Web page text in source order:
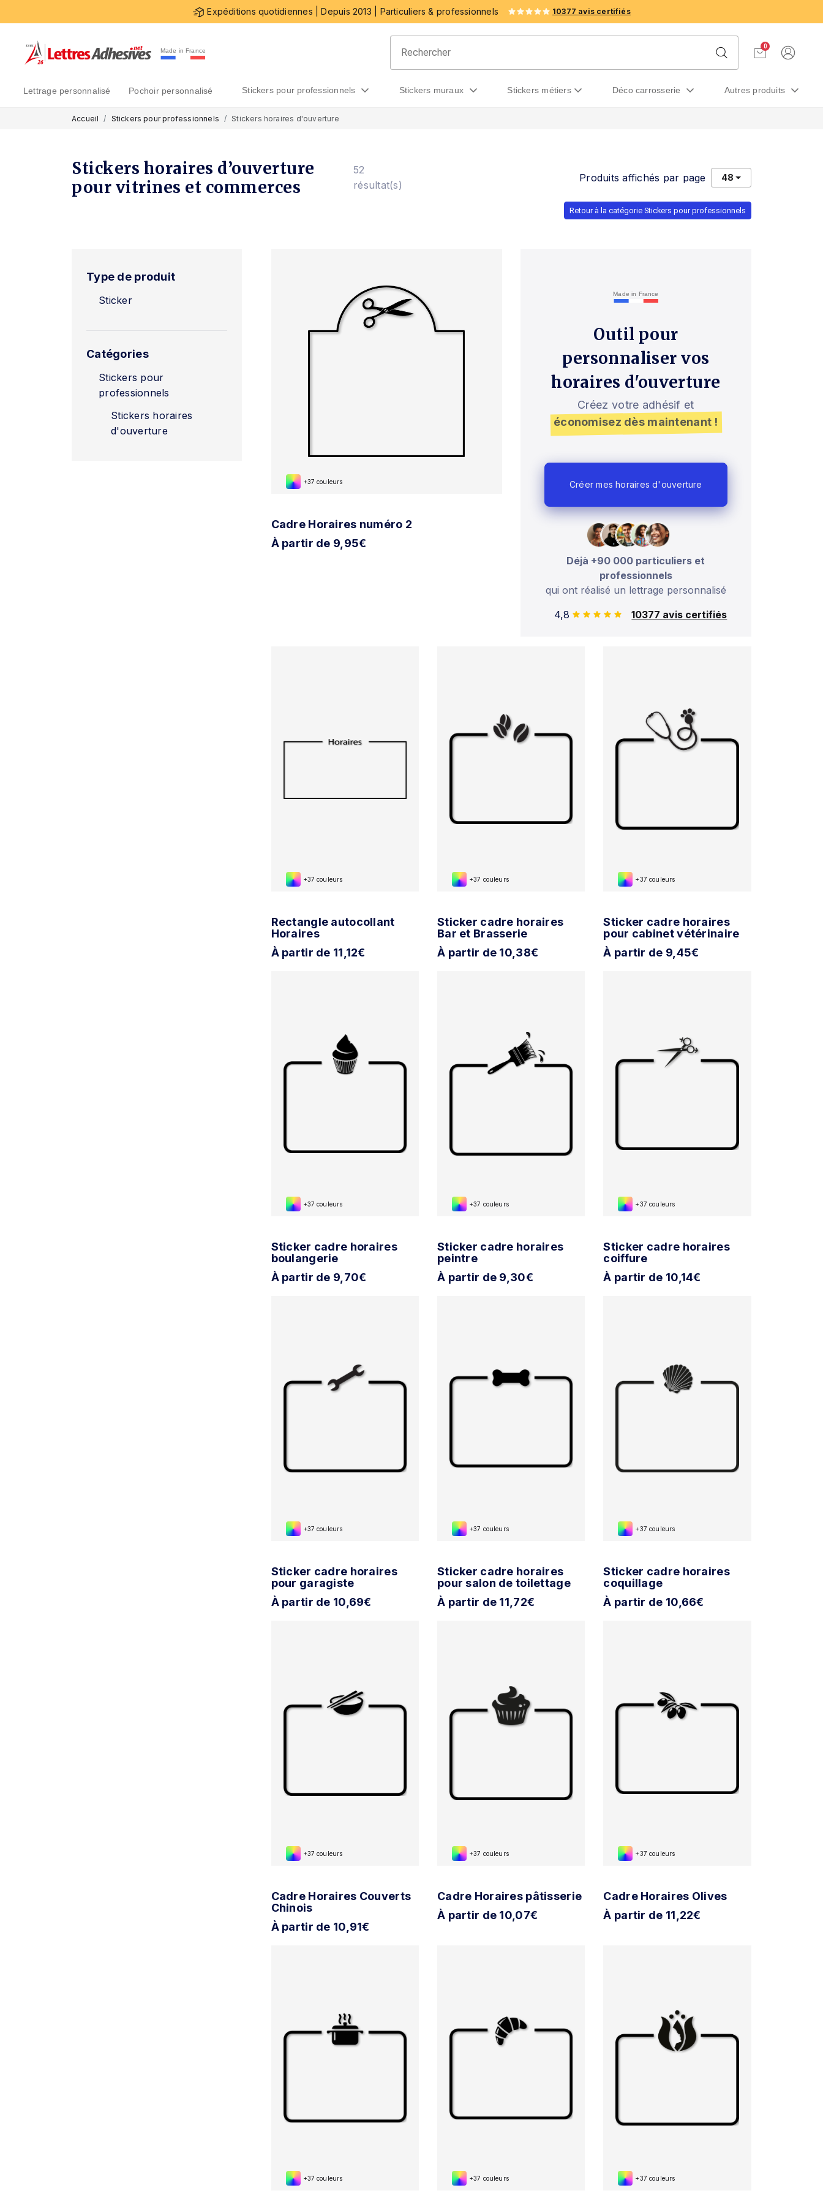
Expéditions quotidiennes | Depuis 2013 | Particuliers & professionnels 10377 avis certifiés
Made in France
0
lettrage personnalisé pochoir personnalisé stickers pour professionnels stickers muraux stickers métiers déco carrosserie autres produits
Accueil Stickers pour professionnels Stickers horaires d'ouverture
Stickers horaires d’ouverture
pour vitrines et commerces
52
résultat(s)
Produits affichés par page 48
Retour à la catégorie Stickers pour professionnels
Type de produit
Sticker
Catégories
Stickers pour
professionnels
Stickers horaires
d'ouverture
+37 couleurs
Cadre Horaires numéro 2
À partir de 9,95€
Made in France
Outil pour
personnaliser vos
horaires d'ouverture
Créez votre adhésif et
économisez dès maintenant !
Créer mes horaires d'ouverture
Déjà +90 000 particuliers et
professionnels
qui ont réalisé un lettrage personnalisé
4,8
10377 avis certifiés
+37 couleurs
Rectangle autocollant
Horaires
À partir de 11,12€
+37 couleurs
Sticker cadre horaires
Bar et Brasserie
À partir de 10,38€
+37 couleurs
Sticker cadre horaires
pour cabinet vétérinaire
À partir de 9,45€
+37 couleurs
Sticker cadre horaires
boulangerie
À partir de 9,70€
+37 couleurs
Sticker cadre horaires
peintre
À partir de 9,30€
+37 couleurs
Sticker cadre horaires
coiffure
À partir de 10,14€
+37 couleurs
Sticker cadre horaires
pour garagiste
À partir de 10,69€
+37 couleurs
Sticker cadre horaires
pour salon de toilettage
À partir de 11,72€
+37 couleurs
Sticker cadre horaires
coquillage
À partir de 10,66€
+37 couleurs
Cadre Horaires Couverts
Chinois
À partir de 10,91€
+37 couleurs
Cadre Horaires pâtisserie
À partir de 10,07€
+37 couleurs
Cadre Horaires Olives
À partir de 11,22€
+37 couleurs +37 couleurs +37 couleurs